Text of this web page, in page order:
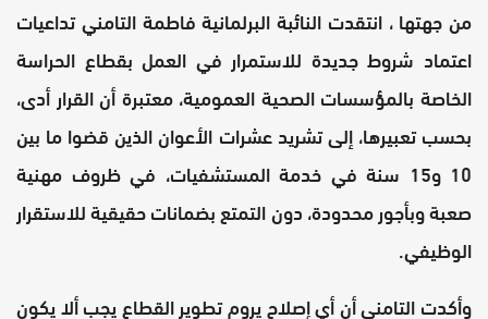
من جهتها ، انتقدت النائبة البرلمانية فاطمة التامني تداعيات
اعتماد شروط جديدة للاستمرار في العمل بقطاع الحراسة
الخاصة بالمؤسسات الصحية العمومية، معتبرة أن القرار أدى،
بحسب تعبيرها، إلى تشريد عشرات الأعوان الذين قضوا ما بين
10 و15 سنة في خدمة المستشفيات، في ظروف مهنية
صعبة وبأجور محدودة، دون التمتع بضمانات حقيقية للاستقرار
الوظيفي.
وأكدت التامني أن أي إصلاح يروم تطوير القطاع يجب ألا يكون